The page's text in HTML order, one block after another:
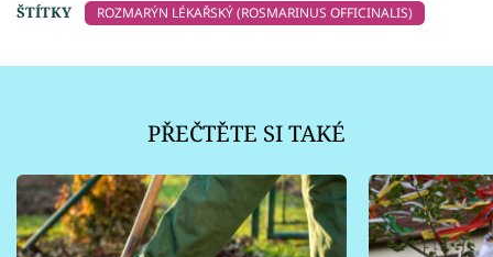
ŠTÍTKY
ROZMARÝN LÉKAŘSKÝ (ROSMARINUS OFFICINALIS)
PŘEČTĚTE SI TAKÉ